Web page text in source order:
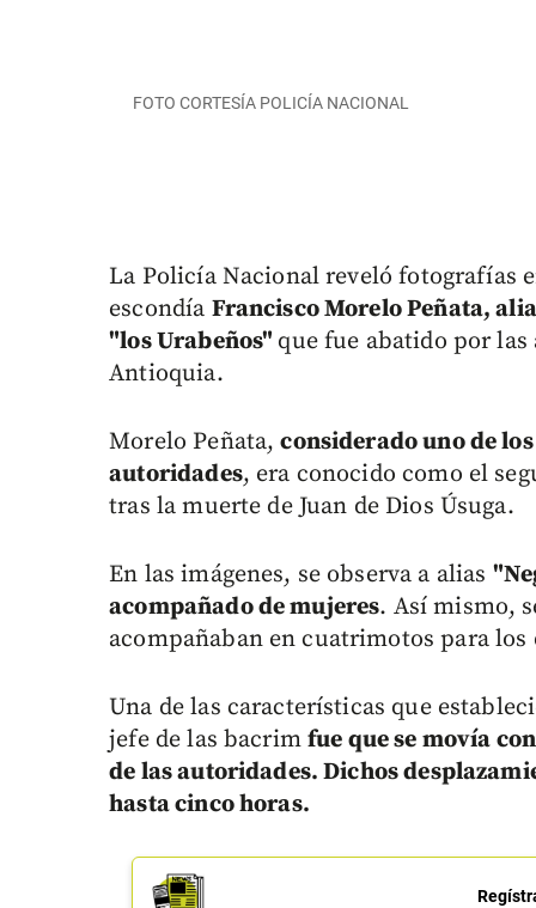
FOTO CORTESÍA POLICÍA NACIONAL
La Policía Nacional reveló fotografías
escondía Francisco Morelo Peñata,
"los Urabeños" que fue abatido por
Antioquia.
Morelo Peñata,considerado uno de
autoridades, era conocido como el
tras la muerte de Juan de Dios Úsuga.
En las imágenes, se observa a alias
acompañado de mujeres. Así mismo,
acompañaban en cuatrimotos para
Una de las características que
jefe de las bacrimfue que se movía
de las autoridades. Dichos
hasta cinco horas.